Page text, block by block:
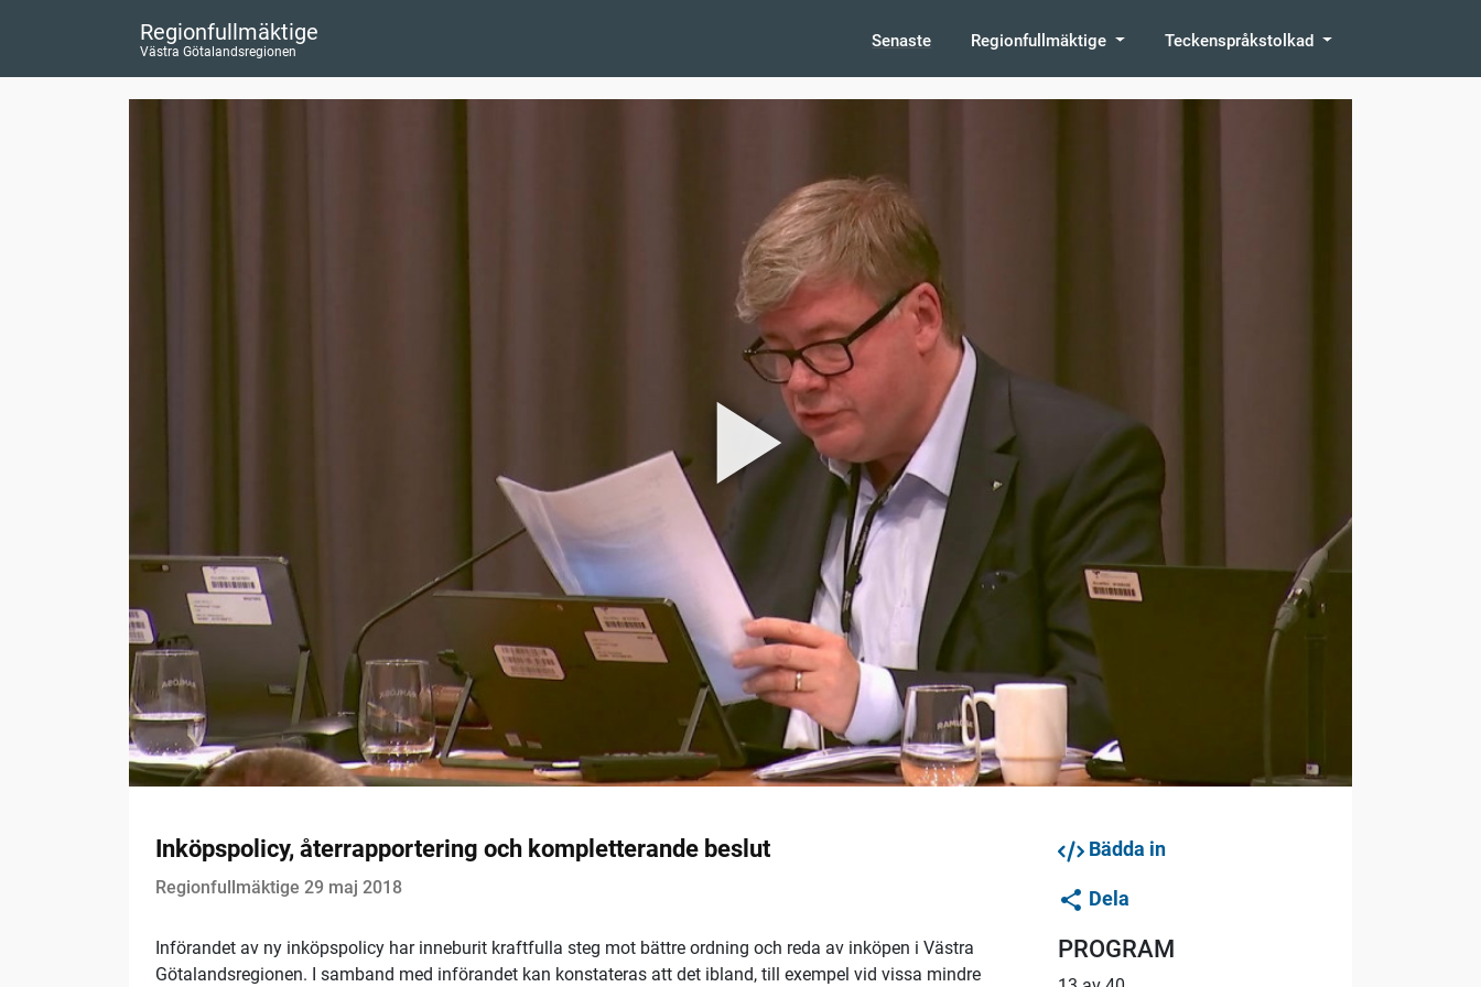
Regionfullmäktige
Västra Götalandsregionen
Senaste Regionfullmäktige Teckenspråkstolkad
Inköpspolicy, återrapportering och kompletterande beslut
Regionfullmäktige 29 maj 2018
Införandet av ny inköpspolicy har inneburit kraftfulla steg mot bättre ordning och reda av inköpen i Västra
Götalandsregionen. I samband med införandet kan konstateras att det ibland, till exempel vid vissa mindre
Bädda in
Dela
PROGRAM